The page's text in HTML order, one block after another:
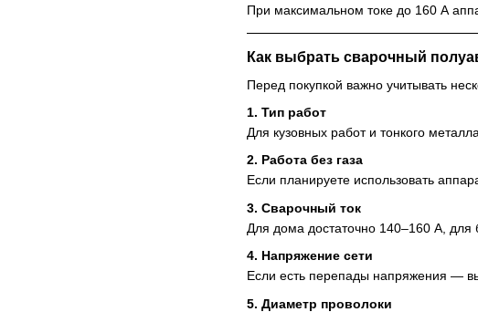
При максимальном токе до 160 А
Как выбрать сварочный
Перед покупкой важно учитывать
1. Тип работ
Для кузовных работ и тонкого
2. Работа без газа
Если планируете использовать
3. Сварочный ток
Для дома достаточно 140–160 А,
4. Напряжение сети
Если есть перепады напряжения —
5. Диаметр проволоки